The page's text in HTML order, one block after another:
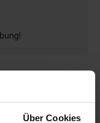
Über Cookies